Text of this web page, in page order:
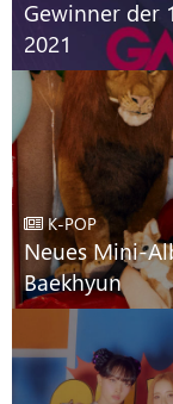
Gewinner der
2021
K-POP
Neues Mini-
Baekhyun